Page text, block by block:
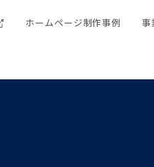
ホームページ制作事例 事